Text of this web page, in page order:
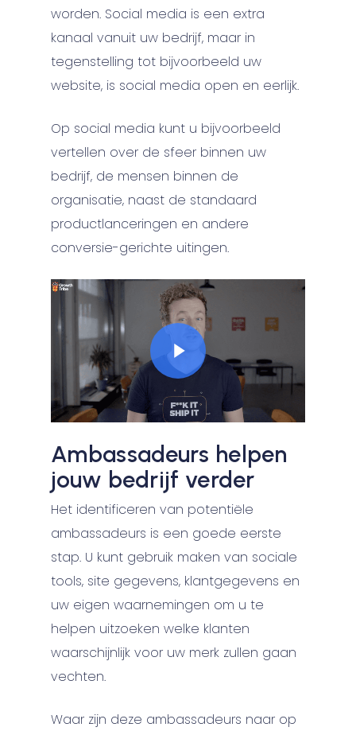
worden. Social media is een extra
kanaal vanuit uw bedrijf, maar in
tegenstelling tot bijvoorbeeld uw
website, is social media open en eerlijk.
Op social media kunt u bijvoorbeeld
vertellen over de sfeer binnen uw
bedrijf, de mensen binnen de
organisatie, naast de standaard
productlanceringen en andere
conversie-gerichte uitingen.
Play Video
Ambassadeurs helpen
jouw bedrijf verder
Het identificeren van potentiële
ambassadeurs is een goede eerste
stap. U kunt gebruik maken van sociale
tools, site gegevens, klantgegevens en
uw eigen waarnemingen om u te
helpen uitzoeken welke klanten
waarschijnlijk voor uw merk zullen gaan
vechten.
Waar zijn deze ambassadeurs naar op